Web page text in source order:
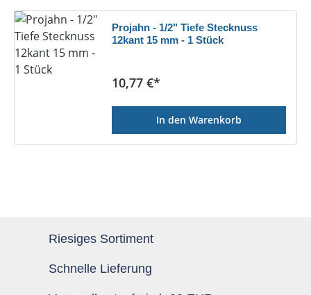
Projahn - 1/2" Tiefe Stecknuss
12kant 15 mm - 1 Stück
Regulärer Preis:
10,77 €*
In den Warenkorb
Riesiges Sortiment
Schnelle Lieferung